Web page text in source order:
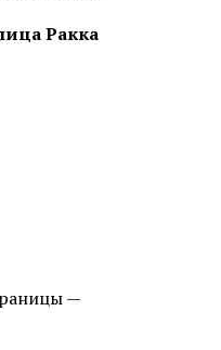
Ракка
—